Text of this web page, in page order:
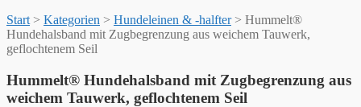
Start > Kategorien > Hundeleinen & -halfter> Hummelt®
Hundehalsband mit Zugbegrenzung aus weichem Tauwerk,
geflochtenem Seil
Hummelt® Hundehalsband mit Zugbegrenzung aus
weichem Tauwerk, geflochtenem Seil